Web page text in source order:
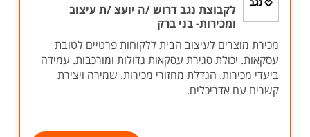
לקבוצת נגב דרוש /ה יועצ /ת עיצוב
ומכירות- בני ברק
מכירת מוצרים לעיצוב הבית ללקוחות פרטיים לטובת
עסקאות. יכולת סגירת עסקאות גדולות ומורכבות. עמידה
ביעדי מכירות. הגדלת מחזורי מכירות. שמירה ויצירת
קשרים עם אדריכלים.